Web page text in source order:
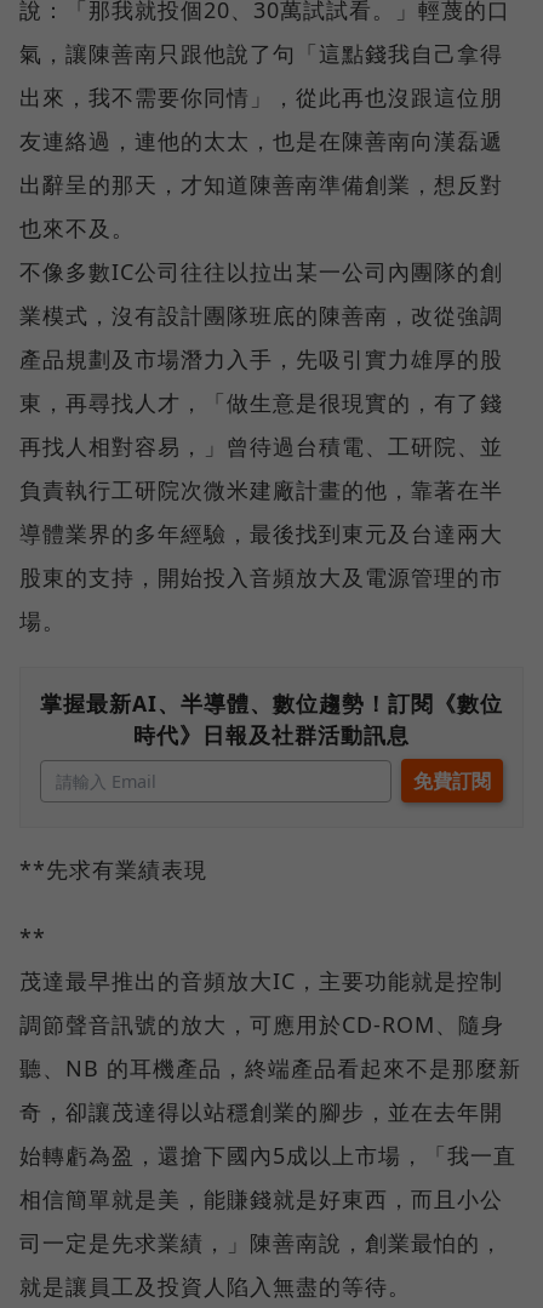
說：「那我就投個20、30萬試試看。」輕蔑的口
氣，讓陳善南只跟他說了句「這點錢我自己拿得
出來，我不需要你同情」，從此再也沒跟這位朋
友連絡過，連他的太太，也是在陳善南向漢磊遞
出辭呈的那天，才知道陳善南準備創業，想反對
也來不及。
不像多數IC公司往往以拉出某一公司內團隊的創
業模式，沒有設計團隊班底的陳善南，改從強調
產品規劃及市場潛力入手，先吸引實力雄厚的股
東，再尋找人才，「做生意是很現實的，有了錢
再找人相對容易，」曾待過台積電、工研院、並
負責執行工研院次微米建廠計畫的他，靠著在半
導體業界的多年經驗，最後找到東元及台達兩大
股東的支持，開始投入音頻放大及電源管理的市
場。
掌握最新AI、半導體、數位趨勢！訂閱《數位
時代》日報及社群活動訊息
**先求有業績表現
**
茂達最早推出的音頻放大IC，主要功能就是控制
調節聲音訊號的放大，可應用於CD-ROM、隨身
聽、NB 的耳機產品，終端產品看起來不是那麼新
奇，卻讓茂達得以站穩創業的腳步，並在去年開
始轉虧為盈，還搶下國內5成以上市場，「我一直
相信簡單就是美，能賺錢就是好東西，而且小公
司一定是先求業績，」陳善南說，創業最怕的，
就是讓員工及投資人陷入無盡的等待。